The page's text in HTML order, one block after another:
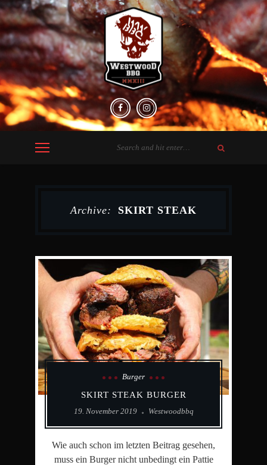
Archive: SKIRT STEAK
Burger
SKIRT STEAK BURGER
19. November 2019 Westwoodbbq
Wie auch schon im letzten Beitrag gesehen,
muss ein Burger nicht unbedingt ein Pattie